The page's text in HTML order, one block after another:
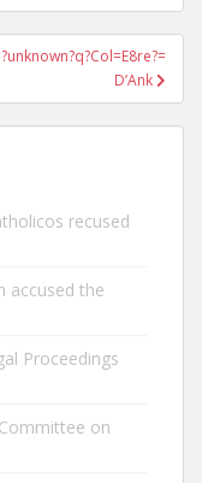
D’Ank
recused
accused the
Proceedings
on